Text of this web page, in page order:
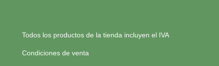
Todos los productos de la tienda incluyen el IVA
Condiciones de venta